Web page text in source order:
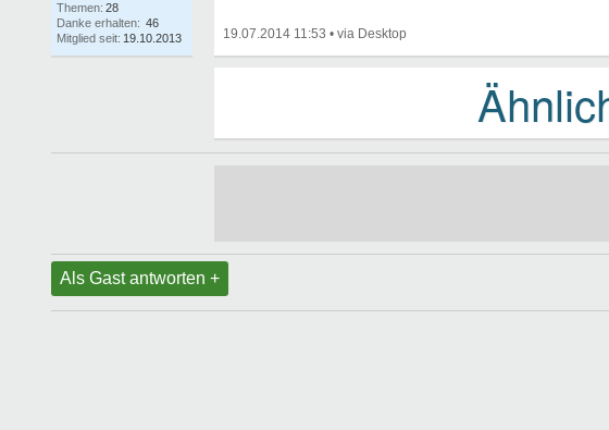
Themen: 28
Danke erhalten: 46
Mitglied seit: 19.10.2013 19.07.2014 11:53 •
Als Gast antworten +